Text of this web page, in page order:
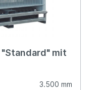
"Standard" mit
3.500 mm